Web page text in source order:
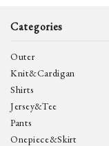
Categories
Outer
Knit&Cardigan
Shirts
Jersey&Tee
Pants
Onepiece&Skirt